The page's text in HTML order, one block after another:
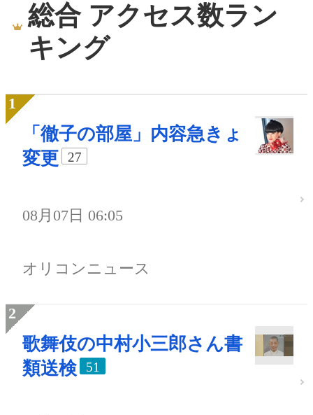
総合 アクセス数ラン
キング
「徹子の部屋」内容急きょ
変更
27
08月07日 06:05
オリコンニュース
歌舞伎の中村小三郎さん書
類送検
51